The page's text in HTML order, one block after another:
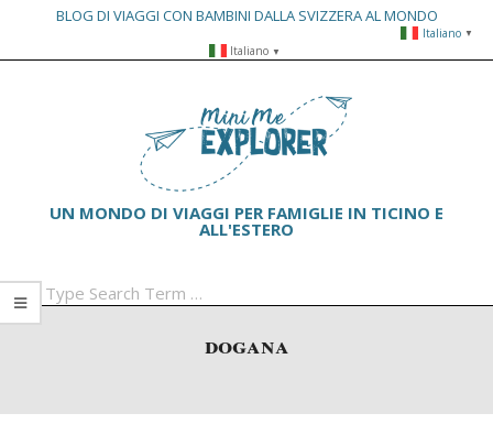
BLOG DI VIAGGI CON BAMBINI DALLA SVIZZERA AL MONDO
Italiano ▼
UN MONDO DI VIAGGI PER FAMIGLIE IN TICINO E
ALL'ESTERO
dogana
Italiano ▼